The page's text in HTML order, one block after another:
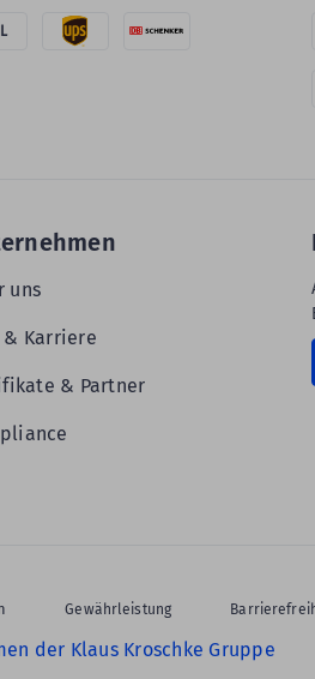
uns
& Karriere
& Partner
Gewährleistung
der Klaus Kroschke Gruppe